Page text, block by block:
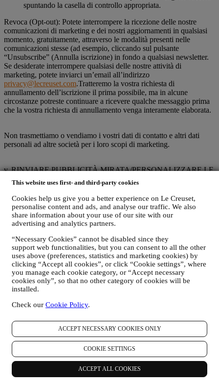
This website uses first- and third-party cookies
Cookies help us give you a better experience on Le Creuset,
personalise content and ads, and analyse our traffic. We also
share information about your use of our site with our
advertising and analytics partners.
“Necessary Cookies” cannot be disabled since they
support web functionalities, but you can consent to all the other
uses above (preferences, statistics and marketing cookies) by
clicking “Accept all cookies”, or click “Cookie settings”, where
you manage each cookie category, or “Accept necessary
cookies only”, so that no other category of cookies will be
installed.
Check our Cookie Policy.
ACCEPT NECESSARY COOKIES ONLY
COOKIE SETTINGS
ACCEPT ALL COOKIES
spuntando la casella di controllo appropriata.
Revoca (Opt-out): Potete interrompere la ricezione delle nostre
comunicazioni di marketing e dei nostri aggiornamenti in qualsiasi
momento, gratuitamente, attraverso le modalità presenti nelle
comunicazioni stesse (ad esempio, cliccando sul pulsante
“Unsubscribe” (Annulla iscrizione) in fondo a qualsiasi newsletter.
Se desiderate interrompere qualsiasi delle nostre attività di
marketing, potete inviarci un’email all’indirizzo
privacy@lecreuset.com.Tratteremo la vostra richiesta di
annullamento dell’iscrizione il prima possibile, ma in alcune
circostanze potreste continuare a ricevere qualche messaggio prima
che la vostra richiesta di annullamento venga interamente elaborata.
Non trasmettiamo o vendiamo i vostri dati di contatto e altri dati
personali ad altre società per i loro scopi di marketing.
v. RINVIARE PUBBLICITÀ MIRATA/PERSONALIZZARE LE
NOSTRE OFFERTE E MIGLIORARE L’ESPERIENZA DEL
CONSUMATORE
È nostra intenzione utilizzare i vostri dati per adattare i nostri servizi
e le nostre offerte alle vostre esigenze e preferenze allo scopo di
fornirvi un’esperienza consumatore Le Creuset personalizzata.
Svolgere questa attività analizzando le vostre abitudini o interessi, ad
noi sui social media, quali pagine del nostro sito visitate, quali
contenuti delle nostre offerte leggete, ecc. A tal fine ci serviremo
principalmente di cookie e tecnologie simili (compresi i pixel di
tracciamento nelle e-mail), anche in combinazione con i vostri dati e
le vostre preferenze raccolte una volta che vi siete iscritti alle nostre
comunicazioni di marketing personalizzate. Utilizzeremo tali
informazioni per gestire la nostra pubblicità su altri siti, concedere
l’accesso a contenuti specifici, personalizzare i contenuti o le offerte
che visualizzate sul Sito o, se avete acconsentito a ricevere le nostre
comunicazioni di marketing, per inviarvi messaggi pertinenti che
pensiamo possano essere rilevanti alle vostre aree di interesse. Non
sono contemplate altre finalità.
L’uso dei cookie è soggetto al vostro consenso. Se non desiderate
che tali informazioni vengano utilizzate per fornirvi annunci,
contenuti o messaggi basati sugli interessi, potete limitare l’utilizzo
delle informazioni riguardo alle vostre azioni online gestendo